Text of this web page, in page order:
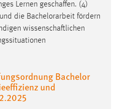
Lernen geschaffen. (4)
die Bachelorarbeit fördern
wissenschaftlichen
Bachelor
und